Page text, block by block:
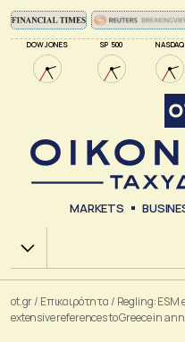
DOW JONES SP 500 NASDAQ
MARKETS
Χ.Α.
ot.gr/ Επικαιρότητα / Regling:
extensive references to Greece in